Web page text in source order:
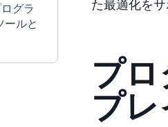
グラ
ールと
た最適化をサ
プ
プ